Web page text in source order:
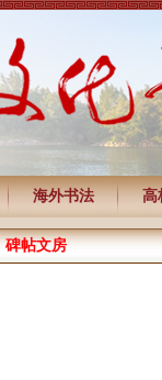
海外书法 高
碑帖文房